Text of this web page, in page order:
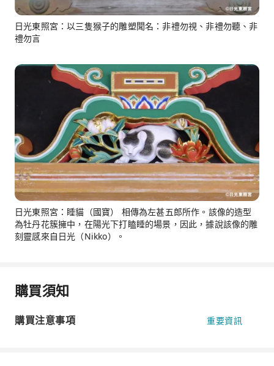
日光東照宮：以三隻猴子的雕塑聞名：非禮勿視、非禮勿聽、非
禮勿言
日光東照宮：睡貓（國寶） 相傳為左甚五郎所作。該像的造型
為牡丹花簇擁中，在陽光下打瞌睡的場景，因此，據說該像的雕
刻靈感來自日光（Nikko）。
購買須知
購買注意事項 重要資訊